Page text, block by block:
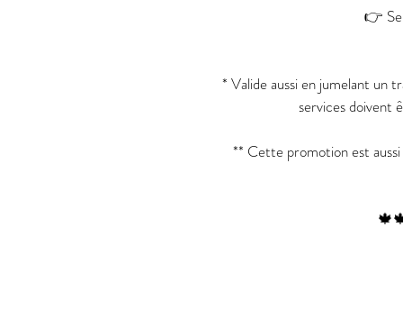
👉
* Valide aussi en jumelant un
services doivent
** Cette promotion est